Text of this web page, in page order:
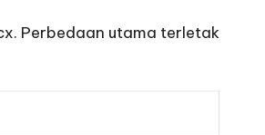
Perbedaan utama terletak